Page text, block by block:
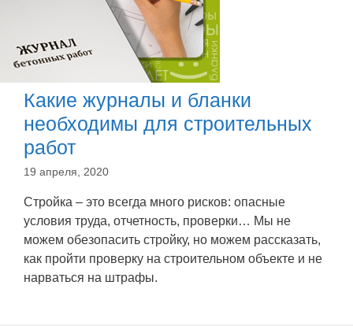
Какие журналы и бланки
необходимы для строительных
работ
19 апреля, 2020
Стройка – это всегда много рисков: опасные
условия труда, отчетность, проверки… Мы не
можем обезопасить стройку, но можем рассказать,
как пройти проверку на строительном объекте и не
нарваться на штрафы.